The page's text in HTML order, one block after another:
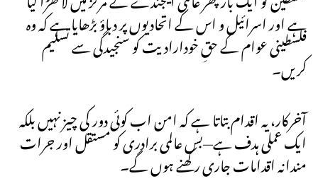
ہے اور اسرائیل و اس کے اتحادیوں پر دباؤ بڑھایا ہے کہ وہ
فلسطینی عوام کے حقِ خودارادیت کو سنجیدگی سے تسلیم
کریں۔
آخرکار، یہ اقدام بتاتا ہے کہ امن اب کوئی دور کی چیز نہیں بلکہ
ایک عملی ہدف ہے—بس عالمی برادری کو مستقل اور جرات
مندانہ اقدامات جاری رکھنے ہوں گے۔